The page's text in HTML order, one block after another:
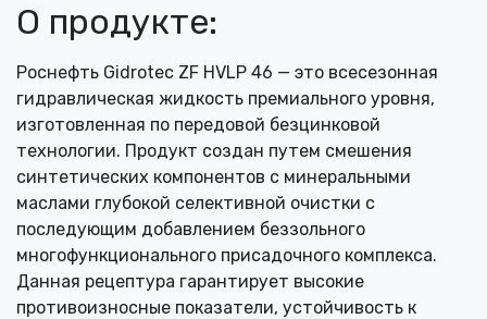
О продукте:
Роснефть Gidrotec ZF HVLP 46 — это всесезонная
гидравлическая жидкость премиального уровня,
изготовленная по передовой безцинковой
технологии. Продукт создан путем смешения
синтетических компонентов с минеральными
маслами глубокой селективной очистки с
последующим добавлением беззольного
многофункционального присадочного комплекса.
Данная рецептура гарантирует высокие
противоизносные показатели, устойчивость к